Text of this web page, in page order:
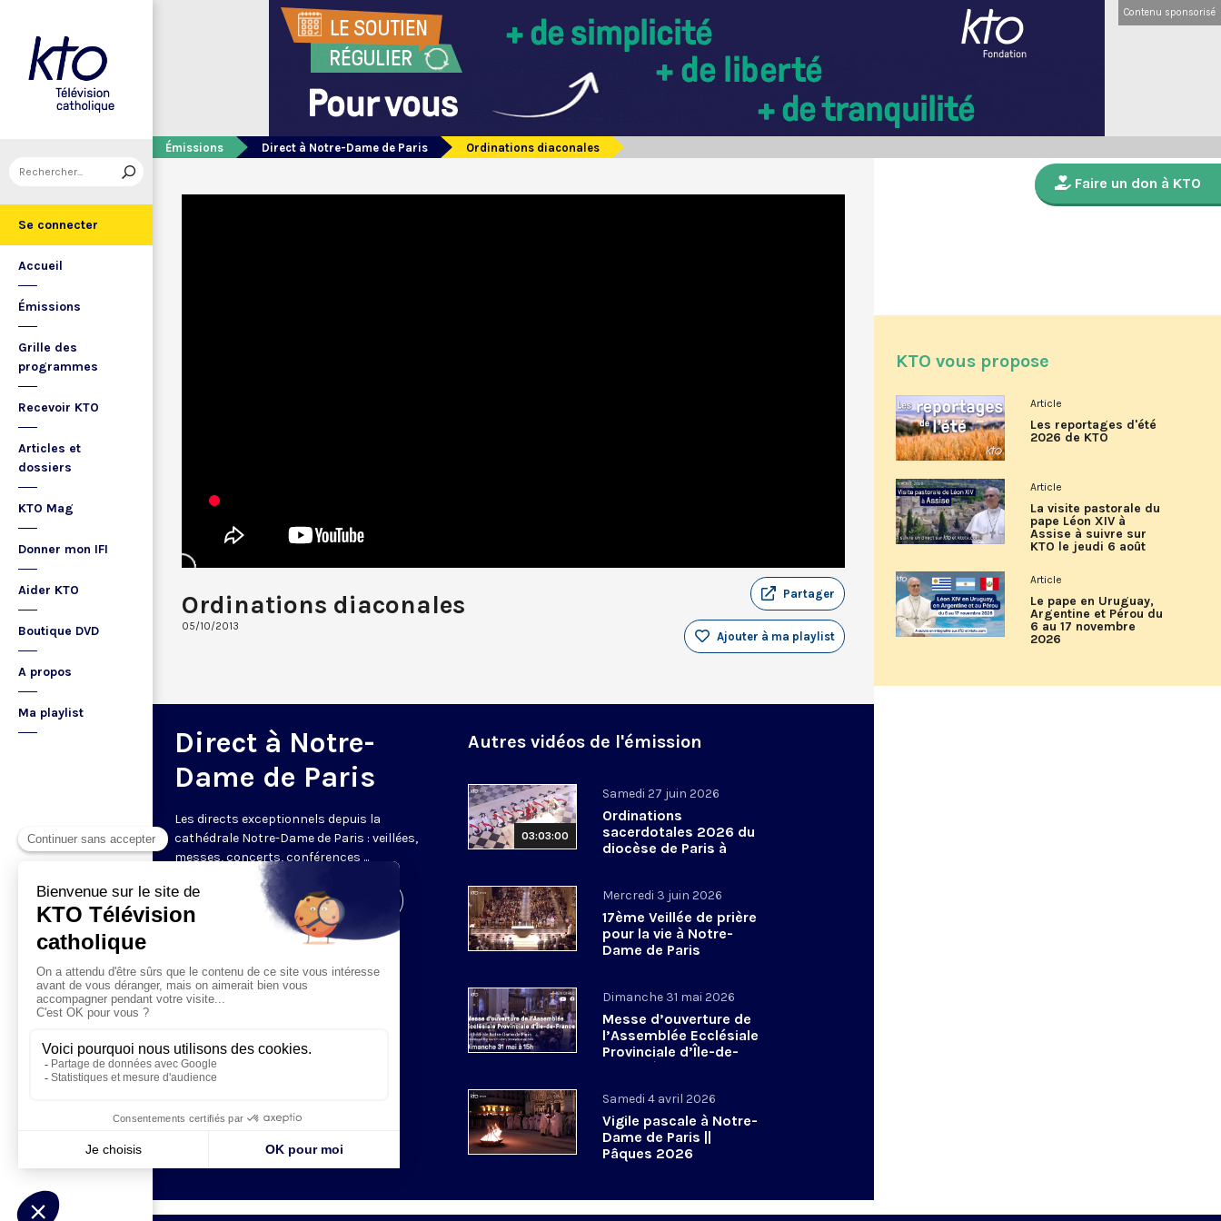
Se connecter
Accueil
Émissions
Grille des
programmes
Recevoir KTO
Articles et
dossiers
KTO Mag
Donner mon IFI
Aider KTO
Boutique DVD
A propos
Ma playlist
Contenu sponsorisé
Émissions Direct à Notre-Dame de Paris Ordinations diaconales
Ordinations diaconales
05/10/2013
Partager
Ajouter à ma playlist
Direct à Notre-
Dame de Paris
Les directs exceptionnels depuis la
cathédrale Notre-Dame de Paris : veillées,
messes, concerts, conférences ...
Visiter la page de l'émission
Autres vidéos de l'émission
03:03:00
Samedi 27 juin 2026
Ordinations
sacerdotales 2026 du
diocèse de Paris à
Mercredi 3 juin 2026
17ème Veillée de prière
pour la vie à Notre-
Dame de Paris
Dimanche 31 mai 2026
Messe d’ouverture de
l’Assemblée Ecclésiale
Provinciale d’Île-de-
France à Notre-Dame
Samedi 4 avril 2026
Vigile pascale à Notre-
Dame de Paris ||
Pâques 2026
Faire un don à KTO
KTO vous propose
Article
Les reportages d'été
2026 de KTO
Article
La visite pastorale du
pape Léon XIV à
Assise à suivre sur
KTO le jeudi 6 août
Article
Le pape en Uruguay,
Argentine et Pérou du
6 au 17 novembre
2026